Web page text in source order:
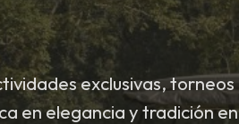
exclusivas, torneos
en elegancia y tradición en